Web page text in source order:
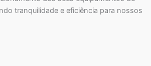
tranquilidade e eficiência para nossos